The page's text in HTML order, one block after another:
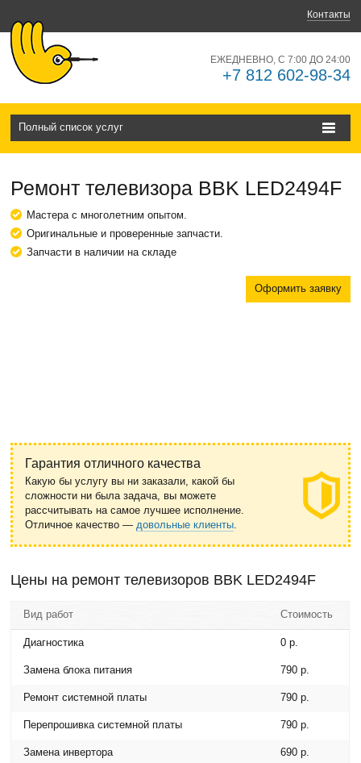
Контакты
ЕЖЕДНЕВНО, С 7:00 ДО 24:00
+7 812 602-98-34
Полный список услуг
Ремонт телевизора BBK LED2494F
Мастера с многолетним опытом.
Оригинальные и проверенные запчасти.
Запчасти в наличии на складе
Оформить заявку
Гарантия отличного качества
Какую бы услугу вы ни заказали, какой бы
сложности ни была задача, вы можете
рассчитывать на самое лучшее исполнение.
Отличное качество —довольные клиенты.
Цены на ремонт телевизоров BBK LED2494F
Вид работ Стоимость
Диагностика 0 р.
Замена блока питания 790 р.
Ремонт системной платы 790 р.
Перепрошивка системной платы 790 р.
Замена инвертора 690 р.